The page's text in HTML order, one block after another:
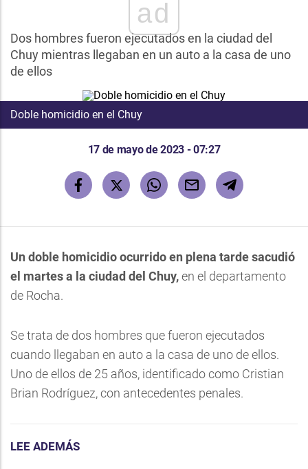
ad
Dos hombres fueron ejecutados en la ciudad del
Chuy mientras llegaban en un auto a la casa de uno
de ellos
Doble homicidio en el Chuy
17 de mayo de 2023 - 07:27
Un doble homicidio ocurrido en plena tarde sacudió
el martes a la ciudad del Chuy,en el departamento
de Rocha.
Se trata de dos hombres que fueron ejecutados
cuando llegaban en auto a la casa de uno de ellos.
Uno de ellos de 25 años, identificado como Cristian
Brian Rodríguez, con antecedentes penales.
LEE ADEMÁS